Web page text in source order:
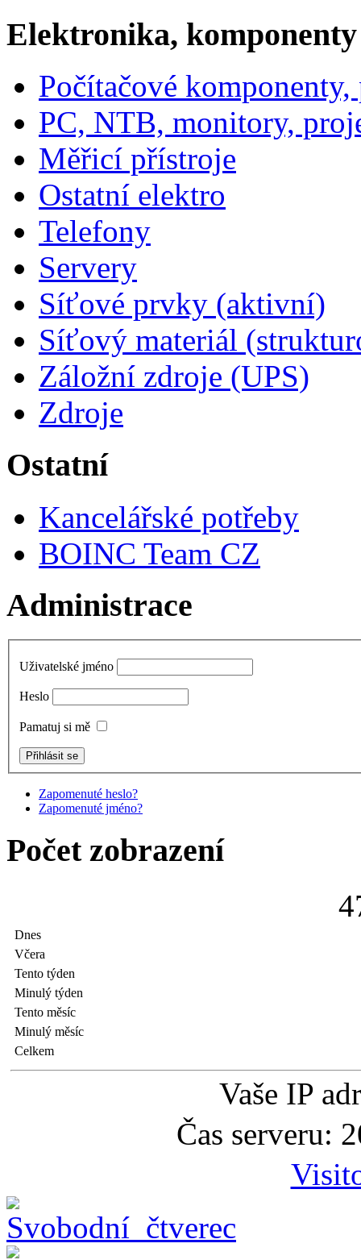
Elektronika, komponenty
Počítačové
PC, NTB, monitory,
Měřicí přístroje
Ostatní elektro
Telefony
Servery
Síťové prvky (aktivní)
Síťový materiál
Záložní zdroje (UPS)
Zdroje
Ostatní
Kancelářské potřeby
BOINC Team CZ
Administrace
Uživatelské jméno
Heslo
Pamatuj si mě
Zapomenuté heslo?
Zapomenuté jméno?
Počet zobrazení
4
Dnes
Včera
Tento týden
Minulý týden
Tento měsíc
Minulý měsíc
Celkem
Vaše IP
Čas serveru: